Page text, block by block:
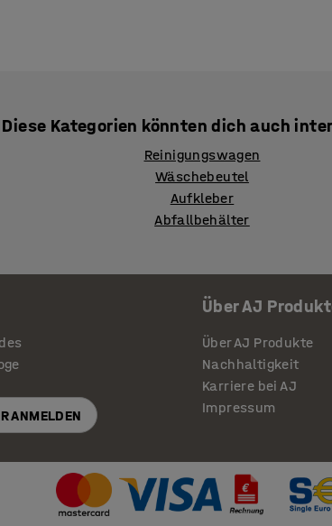
Diese Kategorien könnten dich auch
Reinigungswagen
Wäschebeutel
Aufkleber
Abfallbehälter
ANMELDEN
Über AJ
Über AJ Produkte
Nachhaltigkeit
Karriere bei AJ
Impressum